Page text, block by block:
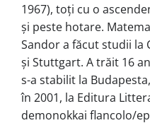
1967), toţi cu o
şi peste hotare.
Sandor a făcut studii la
şi Stuttgart. A trăit 16
s-a stabilit la
în 2001, la Editura
demonokkai flancolo/